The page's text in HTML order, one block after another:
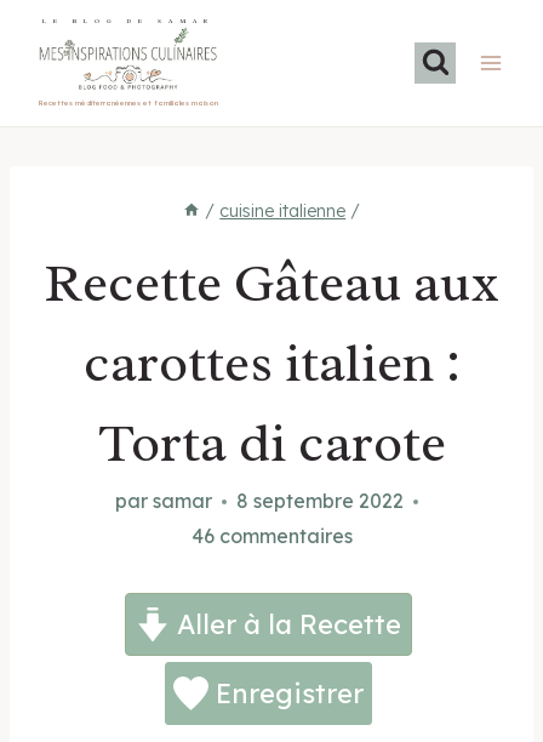
LE BLOG DE SAMAR
Recettes méditerranéennes et familiales maison
/ cuisine italienne /
Recette Gâteau aux
carottes italien :
Torta di carote
par samar
8 septembre 2022
46 commentaires
Aller à la Recette
Enregistrer